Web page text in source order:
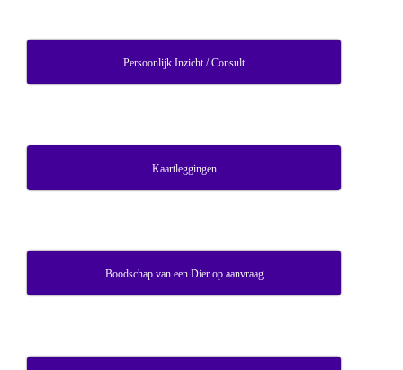
Persoonlijk Inzicht / Consult
Kaartleggingen
Boodschap van een Dier op aanvraag